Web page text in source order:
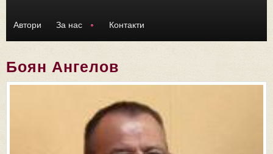
Автори За нас Контакти
Боян Ангелов